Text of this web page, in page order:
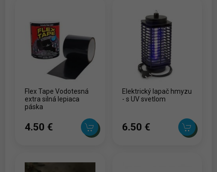
Flex Tape Vodotesná
extra silná lepiaca
páska
4.50 ‎€
Elektrický lapač hmyzu
- s UV svetlom
6.50 ‎€